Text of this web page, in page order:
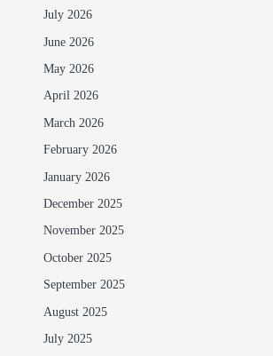
July 2026
June 2026
May 2026
April 2026
March 2026
February 2026
January 2026
December 2025
November 2025
October 2025
September 2025
August 2025
July 2025